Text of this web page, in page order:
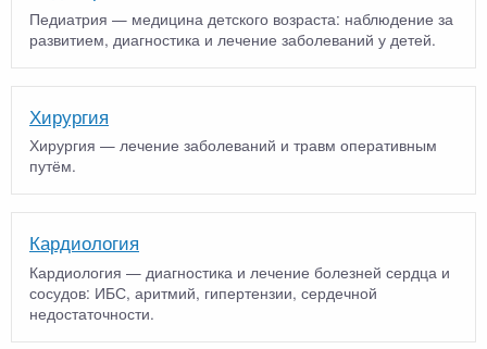
Педиатрия — медицина детского возраста: наблюдение за
развитием, диагностика и лечение заболеваний у детей.
Хирургия
Хирургия — лечение заболеваний и травм оперативным
путём.
Кардиология
Кардиология — диагностика и лечение болезней сердца и
сосудов: ИБС, аритмий, гипертензии, сердечной
недостаточности.